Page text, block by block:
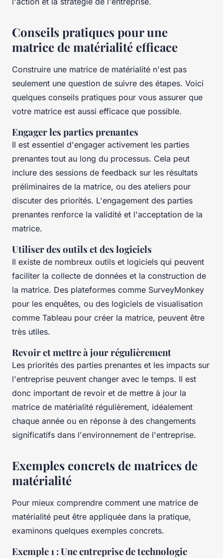
Conseils pratiques pour une
matrice de matérialité efficace
Construire une matrice de matérialité n'est pas
seulement une question de suivre des étapes. Voici
quelques conseils pratiques pour vous assurer que
votre matrice est aussi efficace que possible.
Engager les parties prenantes
Il est essentiel d'engager activement les parties
prenantes tout au long du processus. Cela peut
inclure des sessions de feedback sur les résultats
préliminaires de la matrice, ou des ateliers pour
discuter des priorités. L'engagement des parties
prenantes renforce la validité et l'acceptation de la
matrice.
Utiliser des outils et des logiciels
Il existe de nombreux outils et logiciels qui peuvent
faciliter la collecte de données et la construction de
la matrice. Des plateformes comme SurveyMonkey
pour les enquêtes, ou des logiciels de visualisation
comme Tableau pour créer la matrice, peuvent être
très utiles.
Revoir et mettre à jour régulièrement
Les priorités des parties prenantes et les impacts sur
l'entreprise peuvent changer avec le temps. Il est
donc important de revoir et de mettre à jour la
matrice de matérialité régulièrement, idéalement
chaque année ou en réponse à des changements
significatifs dans l'environnement de l'entreprise.
Exemples concrets de matrices de
matérialité
Pour mieux comprendre comment une matrice de
matérialité peut être appliquée dans la pratique,
examinons quelques exemples concrets.
Exemple 1 : Une entreprise de technologie